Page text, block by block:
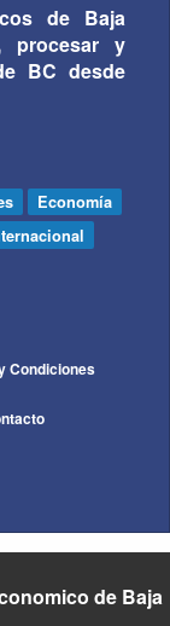
de Baja
procesar y
BC desde
Economía
Condiciones
de Baja